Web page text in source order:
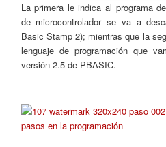
La primera le indica al programa
de microcontrolador se va a
Basic Stamp 2); mientras que la
lenguaje de programación que
versión 2.5 de PBASIC.